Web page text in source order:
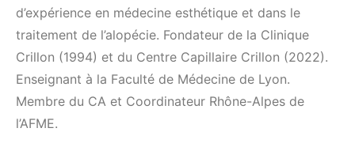
d’expérience en médecine esthétique et dans le
traitement de l’alopécie. Fondateur de la Clinique
Crillon (1994) et du Centre Capillaire Crillon (2022).
Enseignant à la Faculté de Médecine de Lyon.
Membre du CA et Coordinateur Rhône-Alpes de
l’AFME.